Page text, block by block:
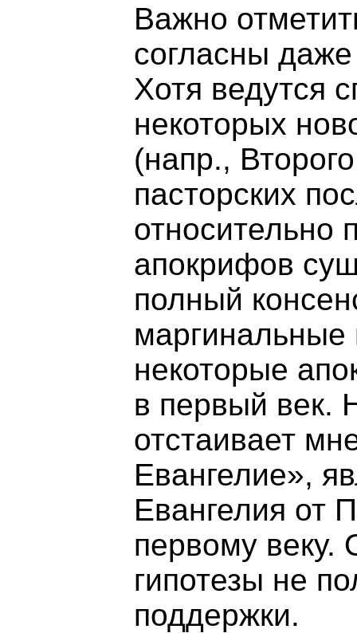
Важно
согласны
Хотя ведутся
некоторых
(напр.,
пасторских
относительно
апокрифов
полный
маргинальные
некоторые
в первый век.
отстаивает
Евангелие»,
Евангелия от
первому веку.
гипотезы не
поддержки.